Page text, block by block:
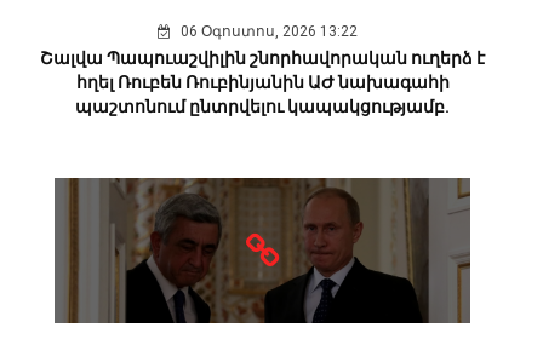
06 Օգոստոս, 2026 13:22
Շալվա Պապուաշվիլին շնորհավորական ուղերձ է
հղել Ռուբեն Ռուբինյանին ԱԺ նախագահի
պաշտոնում ընտրվելու կապակցությամբ.